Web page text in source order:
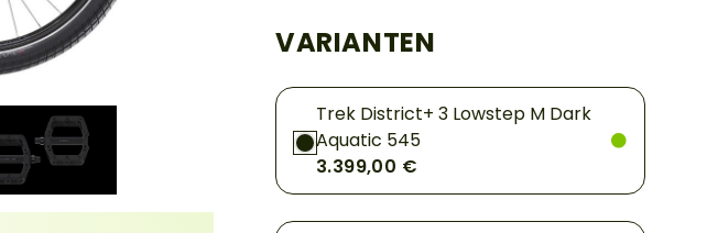
VARIANTEN
Trek District+ 3 Lowstep M Dark
Aquatic 545
3.399,00 €